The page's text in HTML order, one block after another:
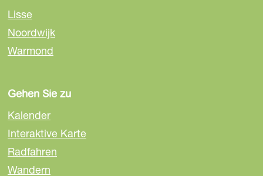
e
n
a
u
a
c
e
b
o
o
n
a
u
m
a
i
l
a
u
h
a
t
s
A
Lisse
Noordwijk
Warmond
Gehen Sie zu
Kalender
Interaktive Karte
Radfahren
Wandern